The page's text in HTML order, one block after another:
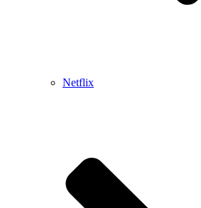
Netflix